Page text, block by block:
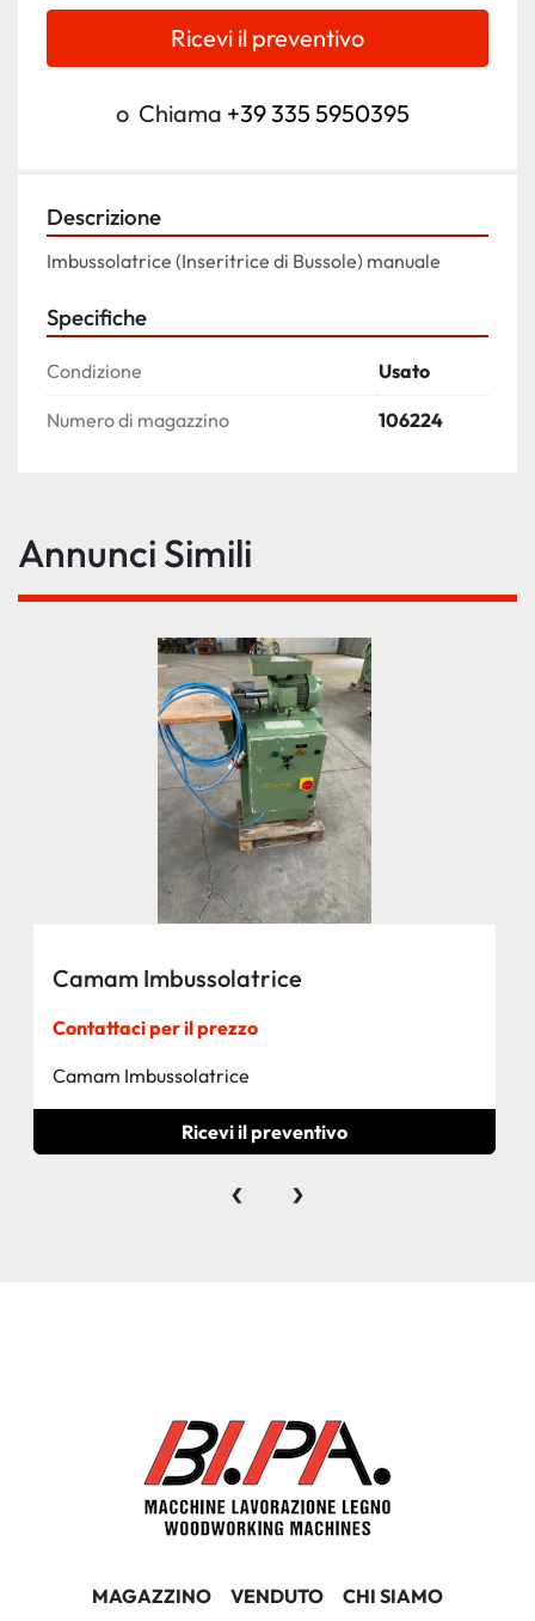
Ricevi il preventivo
o Chiama +39 335 5950395
Descrizione
Imbussolatrice (Inseritrice di Bussole) manuale
Specifiche
Condizione Usato
Numero di magazzino 106224
Annunci Simili
Camam Imbussolatrice
Contattaci per il prezzo
Camam Imbussolatrice
Ricevi il preventivo
‹ ›
MAGAZZINO VENDUTO CHI SIAMO